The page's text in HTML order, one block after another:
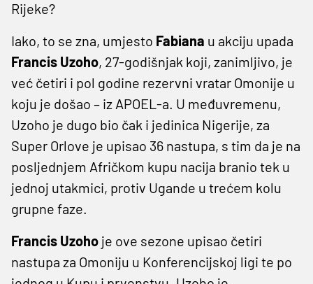
Rijeke?
Iako, to se zna, umjesto Fabiana u akciju upada
Francis Uzoho, 27-godišnjak koji, zanimljivo, je
već četiri i pol godine rezervni vratar Omonije u
koju je došao – iz APOEL-a. U međuvremenu,
Uzoho je dugo bio čak i jedinica Nigerije, za
Super Orlove je upisao 36 nastupa, s tim da je na
posljednjem Afričkom kupu nacija branio tek u
jednoj utakmici, protiv Ugande u trećem kolu
grupne faze.
Francis Uzoho je ove sezone upisao četiri
nastupa za Omoniju u Konferencijskoj ligi te po